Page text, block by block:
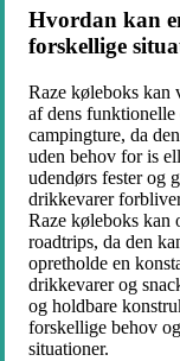
Hvordan kan
forskellige
Raze køleboks kan
af dens funktionelle
campingture, da
uden behov for is
udendørs fester og
drikkevarer
Raze køleboks kan
roadtrips, da den
opretholde en
drikkevarer og
og holdbare
forskellige behov
situationer.